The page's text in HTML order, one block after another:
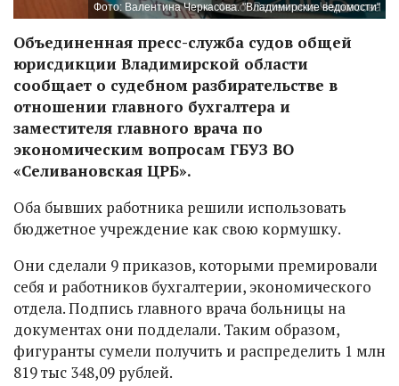
Фото: Валентина Черкасова. "Владимирские ведомости"
Объединенная пресс-служба судов общей
юрисдикции Владимирской области
сообщает о судебном разбирательстве в
отношении главного бухгалтера и
заместителя главного врача по
экономическим вопросам ГБУЗ ВО
«Селивановская ЦРБ».
Оба бывших работника решили использовать
бюджетное учреждение как свою кормушку.
Они сделали 9 приказов, которыми премировали
себя и работников бухгалтерии, экономического
отдела. Подпись главного врача больницы на
документах они подделали. Таким образом,
фигуранты сумели получить и распределить 1 млн
819 тыс 348,09 рублей.